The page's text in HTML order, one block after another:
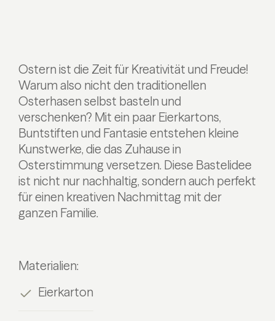
Ostern ist die Zeit für Kreativität und Freude!
Warum also nicht den traditionellen
Osterhasen selbst basteln und
verschenken? Mit ein paar Eierkartons,
Buntstiften und Fantasie entstehen kleine
Kunstwerke, die das Zuhause in
Osterstimmung versetzen. Diese Bastelidee
ist nicht nur nachhaltig, sondern auch perfekt
für einen kreativen Nachmittag mit der
ganzen Familie.
Materialien:
Eierkarton